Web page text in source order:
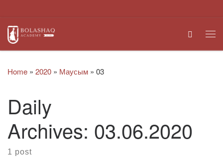
Search
Home » 2020 » Маусым » 03
Daily
Archives: 03.06.2020
1 post